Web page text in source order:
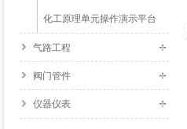
化工原理单元操作演示平台
气路工程
阀门管件
仪器仪表